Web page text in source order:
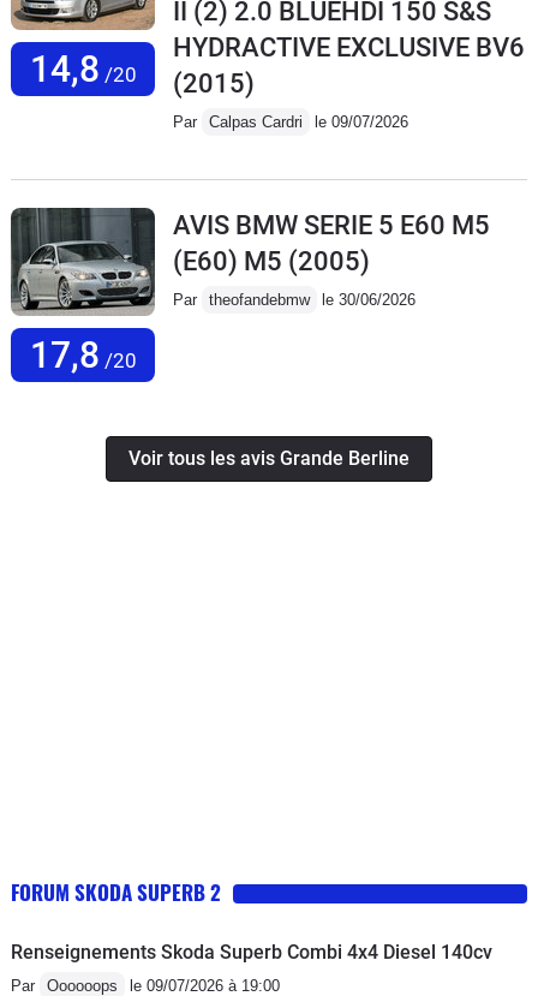
14,8 /20
II (2) 2.0 BLUEHDI 150 S&S
HYDRACTIVE EXCLUSIVE BV6
(2015)
Par Calpas Cardri le 09/07/2026
17,8 /20
AVIS BMW SERIE 5 E60 M5
(E60) M5 (2005)
Par theofandebmw le 30/06/2026
Voir tous les avis Grande Berline
FORUM SKODA SUPERB 2
Renseignements Skoda Superb Combi 4x4 Diesel 140cv
Par Oooooops le 09/07/2026 à 19:00